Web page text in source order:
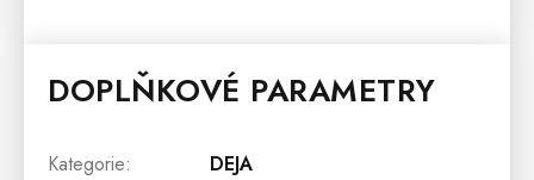
DOPLŇKOVÉ PARAMETRY
Kategorie:
DEJA